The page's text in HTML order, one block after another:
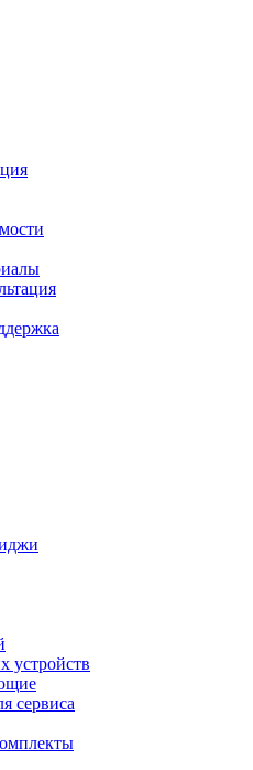
устройств
сервиса